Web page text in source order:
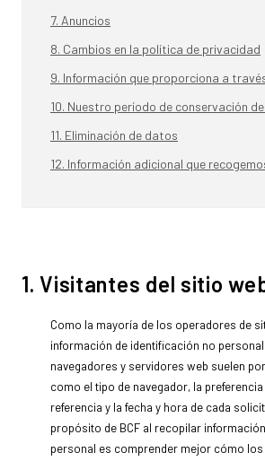
7. Anuncios
8. Cambios en la política de privacidad
9. Información que proporciona a
10. Nuestro período de conservación
11. Eliminación de datos
12. Información adicional que
1. Visitantes del sitio
Como la mayoría de los operadores de
información de identificación no
navegadores y servidores web suelen
como el tipo de navegador, la
referencia y la fecha y hora de cada
propósito de BCF al recopilar
personal es comprender mejor cómo los